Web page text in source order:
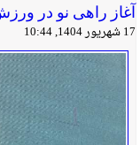
آغاز راهی نو در
17 شهریور 1404, 10:44